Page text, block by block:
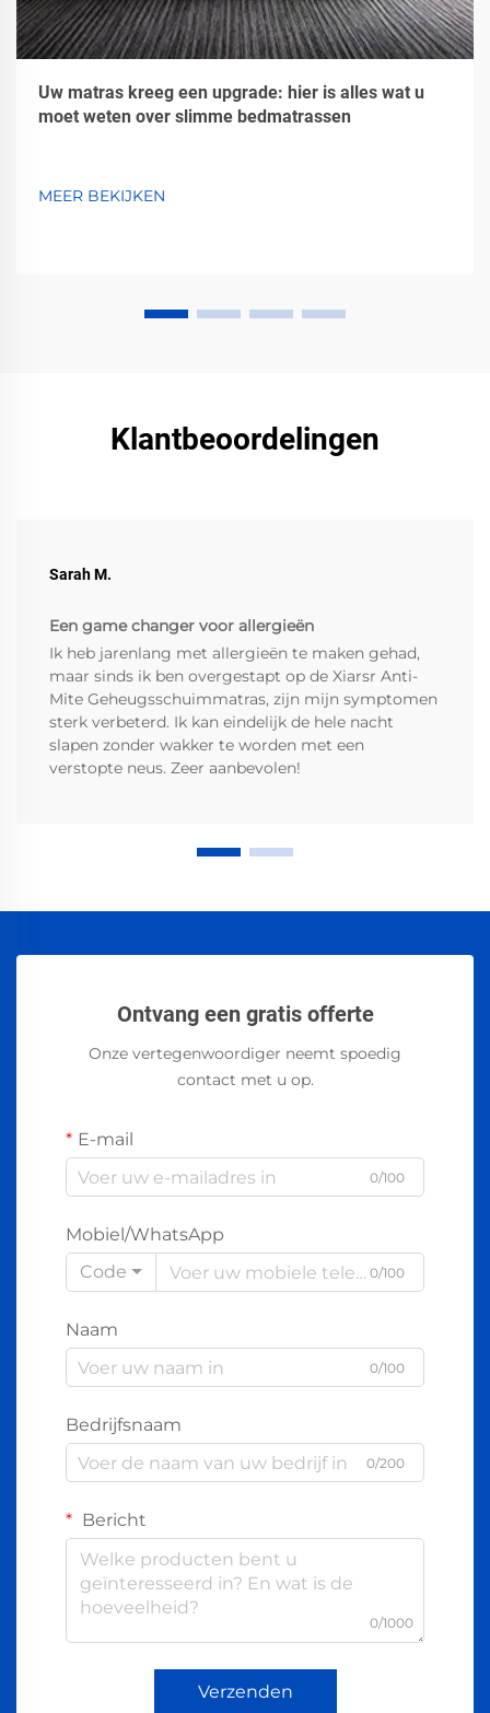
Uw matras kreeg een upgrade: hier is alles wat u
moet weten over slimme bedmatrassen
MEER BEKIJKEN
Klantbeoordelingen
Sarah M.
Een game changer voor allergieën
Ik heb jarenlang met allergieën te maken gehad,
maar sinds ik ben overgestapt op de Xiarsr Anti-
Mite Geheugsschuimmatras, zijn mijn symptomen
sterk verbeterd. Ik kan eindelijk de hele nacht
slapen zonder wakker te worden met een
verstopte neus. Zeer aanbevolen!
Ontvang een gratis offerte
Onze vertegenwoordiger neemt spoedig
contact met u op.
E-mail
0/100
Mobiel/WhatsApp
Code
0/100
Naam
0/100
Bedrijfsnaam
0/200
Bericht
0/1000
Verzenden